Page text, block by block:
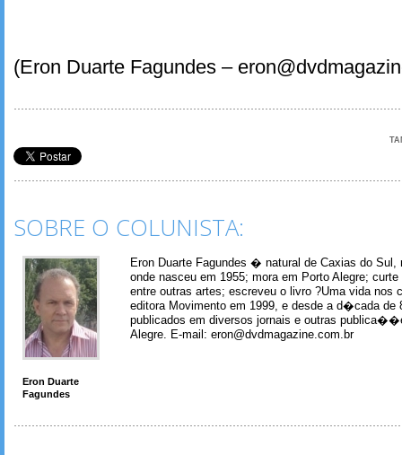
(Eron Duarte Fagundes –
SOBRE O COLUNISTA:
Eron Duarte
Fagundes
Eron Duarte Fagundes � natural de Caxias do Sul,
onde nasceu em 1955; mora em Porto Alegre;
entre outras artes; escreveu o livro ?Uma vida nos
editora Movimento em 1999, e desde a d�cada de
publicados em diversos jornais e outras
Alegre. E-mail: eron@dvdmagazine.com.br